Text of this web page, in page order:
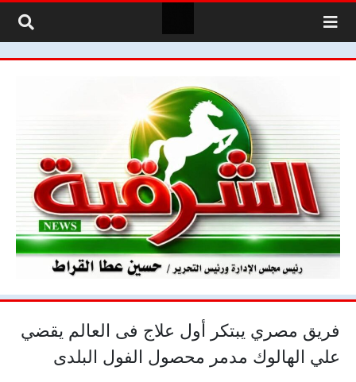
فريق مصري يبتكر أول علاج فى العالم يقضي
علي الهالوك مدمر محصول الفول البلدى